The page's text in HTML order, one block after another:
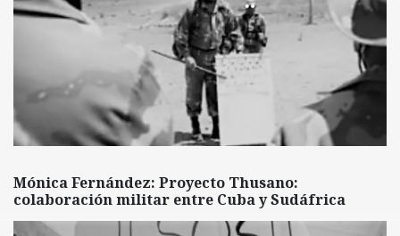
Mónica Fernández: Proyecto Thusano:
colaboración militar entre Cuba y Sudáfrica